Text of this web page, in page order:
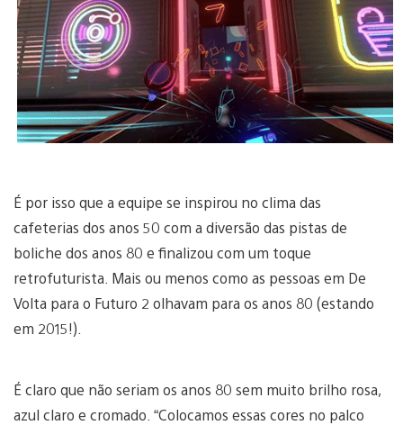
É por isso que a equipe se inspirou no clima das
cafeterias dos anos 50 com a diversão das pistas de
boliche dos anos 80 e finalizou com um toque
retrofuturista. Mais ou menos como as pessoas em De
Volta para o Futuro 2 olhavam para os anos 80 (estando
em 2015!).
É claro que não seriam os anos 80 sem muito brilho rosa,
azul claro e cromado. “Colocamos essas cores no palco